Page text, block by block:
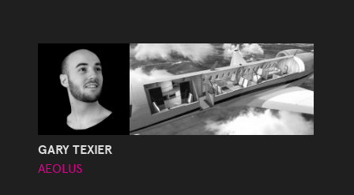
GARY TEXIER
AEOLUS